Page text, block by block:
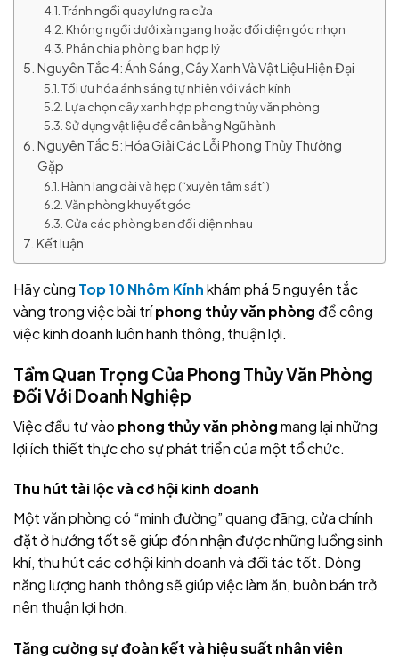
Tránh ngồi quay lưng ra cửa
Không ngồi dưới xà ngang hoặc đối diện góc nhọn
Phân chia phòng ban hợp lý
Nguyên Tắc 4: Ánh Sáng, Cây Xanh Và Vật Liệu Hiện Đại
Tối ưu hóa ánh sáng tự nhiên với vách kính
Lựa chọn cây xanh hợp phong thủy văn phòng
Sử dụng vật liệu để cân bằng Ngũ hành
Nguyên Tắc 5: Hóa Giải Các Lỗi Phong Thủy Thường
Gặp
Hành lang dài và hẹp (“xuyên tâm sát”)
Văn phòng khuyết góc
Cửa các phòng ban đối diện nhau
Kết luận
Hãy cùng Top 10 Nhôm Kínhkhám phá 5 nguyên tắc
vàng trong việc bài tríphong thủy văn phòng để công
việc kinh doanh luôn hanh thông, thuận lợi.
Tầm Quan Trọng Của Phong Thủy Văn Phòng
Đối Với Doanh Nghiệp
Việc đầu tư vào phong thủy văn phòngmang lại những
lợi ích thiết thực cho sự phát triển của một tổ chức.
Thu hút tài lộc và cơ hội kinh doanh
Một văn phòng có “minh đường” quang đãng, cửa chính
đặt ở hướng tốt sẽ giúp đón nhận được những luồng sinh
khí, thu hút các cơ hội kinh doanh và đối tác tốt. Dòng
năng lượng hanh thông sẽ giúp việc làm ăn, buôn bán trở
nên thuận lợi hơn.
Tăng cường sự đoàn kết và hiệu suất nhân viên